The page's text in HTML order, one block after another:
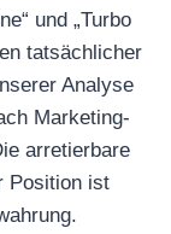
und „Turbo
tatsächlicher
Analyse
Marketing-
arretierbare
Position ist